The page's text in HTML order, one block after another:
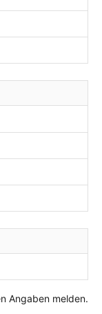
Angaben melden.